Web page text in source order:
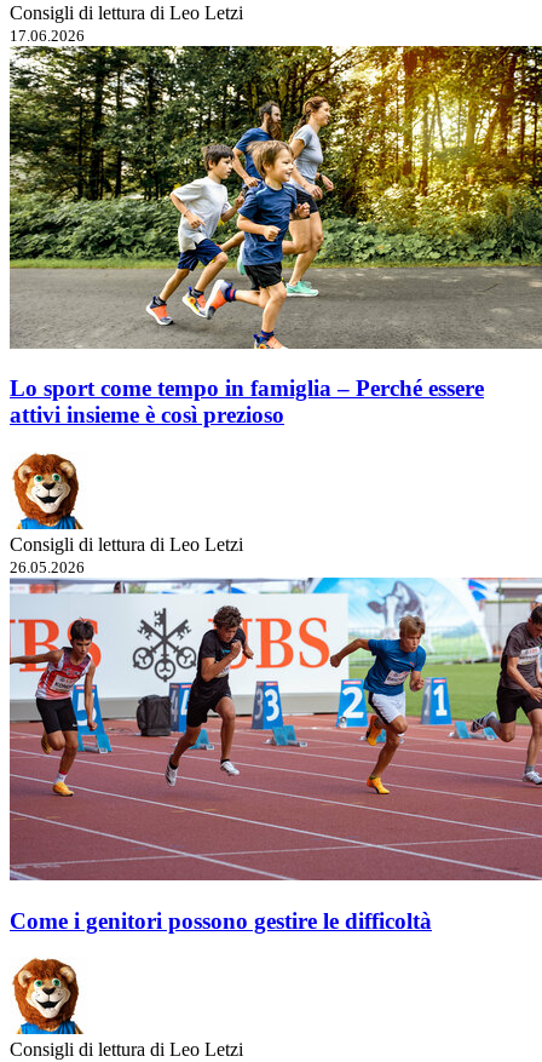
Consigli di lettura di Leo Letzi
17.06.2026
Lo sport come tempo in famiglia – Perché essere
attivi insieme è così prezioso
Consigli di lettura di Leo Letzi
26.05.2026
Come i genitori possono gestire le difficoltà
Consigli di lettura di Leo Letzi